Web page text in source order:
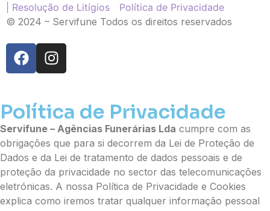
| Resolução de Litígios
Política de Privacidade
© 2024 – Servifune Todos os direitos reservados
Pague mais tarde
Pedidos/Informações adicionais
0.00
€
Enviar Flores (Paypal)
Política de Privacidade
Servifune – Agências Funerárias Lda cumpre com as
obrigações que para si decorrem da Lei de Proteção de
Dados e da Lei de tratamento de dados pessoais e de
proteção da privacidade no sector das telecomunicações
eletrónicas. A nossa Política de Privacidade e Cookies
explica como iremos tratar qualquer informação pessoal